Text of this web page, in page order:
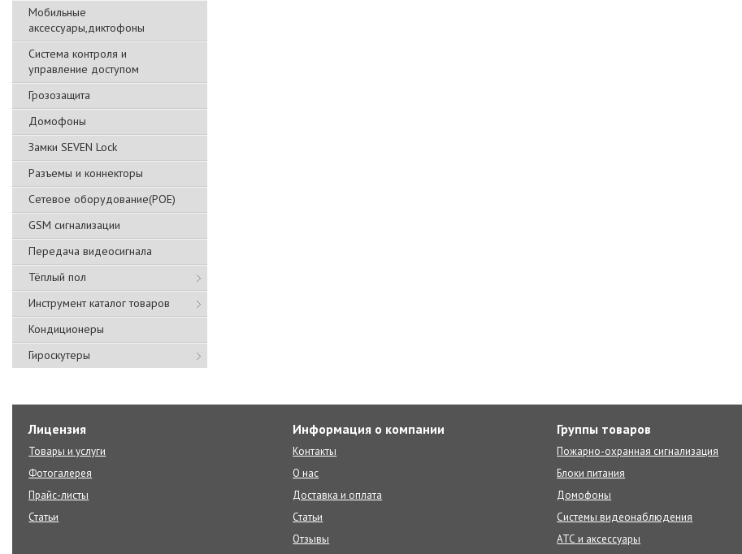
Мобильные
аксессуары,диктофоны
Система контроля и
управление доступом
Грозозащита
Домофоны
Замки SEVEN Lock
Разъемы и коннекторы
Сетевое оборудование(POE)
GSM сигнализации
Передача видеосигнала
Тёплый пол
Инструмент каталог товаров
Кондиционеры
Гироскутеры
Лицензия
Товары и услуги
Фотогалерея
Прайс-листы
Статьи
Информация о компании
Контакты
О нас
Доставка и оплата
Статьи
Отзывы
Группы товаров
Пожарно-охранная сигнализация
Блоки питания
Домофоны
Системы видеонаблюдения
АТС и аксессуары